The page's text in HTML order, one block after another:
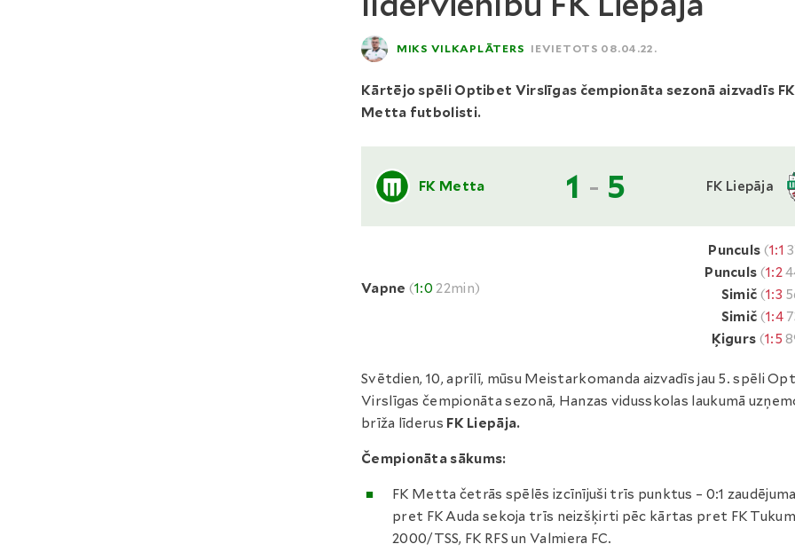
MIKS VILKAPLĀTERS IEVIETOTS 08.04.22.
Kārtējo spēli Optibet Virslīgas čempionāta sezonā aizvadīs FK
Metta futbolisti.
FK Metta 1 - 5 FK Liepāja
Vapne (1:0 22min)
Punculs (1:1
Punculs (1:2
Simič (1:3
Simič (1:4
Ķigurs (1:5
Svētdien, 10, aprīlī, mūsu Meistarkomanda aizvadīs jau 5. spēli
Virslīgas čempionāta sezonā, Hanzas vidusskolas laukumā
brīža līderus FK Liepāja.
Čempionāta sākums:
FK Metta četrās spēlēs izcīnījuši trīs punktus – 0:1
pret FK Auda sekoja trīs neizšķirti pēc kārtas pret FK
2000/TSS, FK RFS un Valmiera FC.